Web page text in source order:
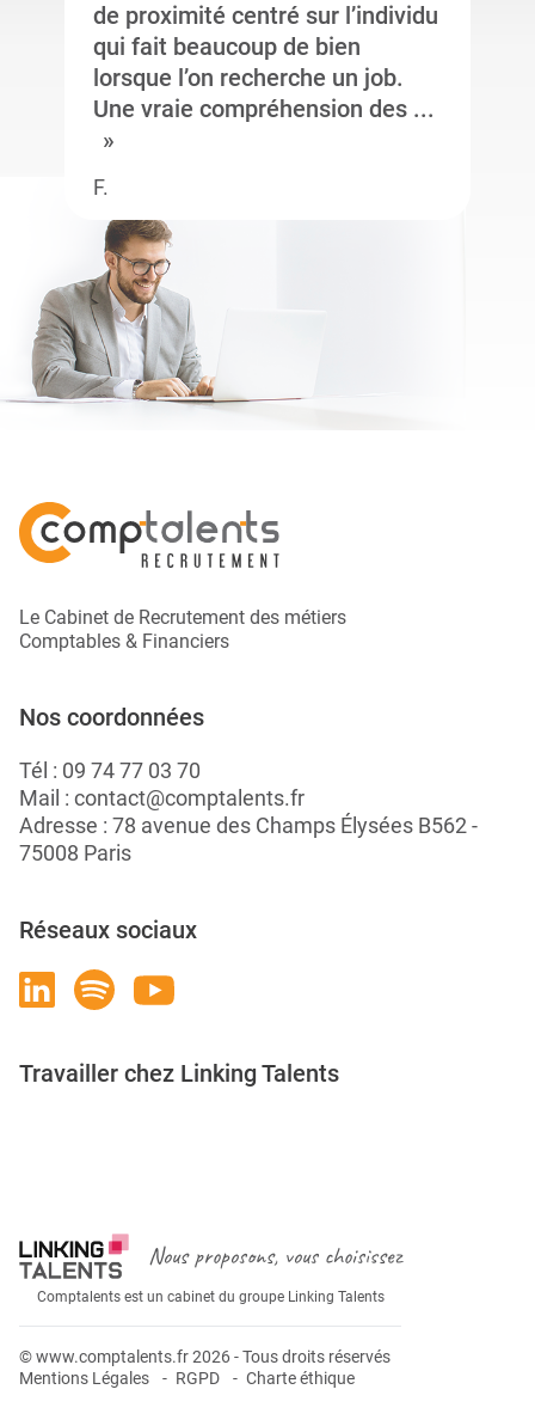
de proximité centré sur l’individu
qui fait beaucoup de bien
lorsque l’on recherche un job.
Une vraie compréhension des ...
F.
Le Cabinet de Recrutement des métiers
Comptables & Financiers
Nos coordonnées
Tél : 09 74 77 03 70
Mail : contact@comptalents.fr
Adresse : 78 avenue des Champs Élysées B562 -
75008 Paris
Réseaux sociaux
Travailler chez Linking Talents
Nous proposons, vous choisissez
Comptalents est un cabinet du groupe Linking Talents
© www.comptalents.fr 2026 - Tous droits réservés
Mentions Légales
RGPD Charte éthique